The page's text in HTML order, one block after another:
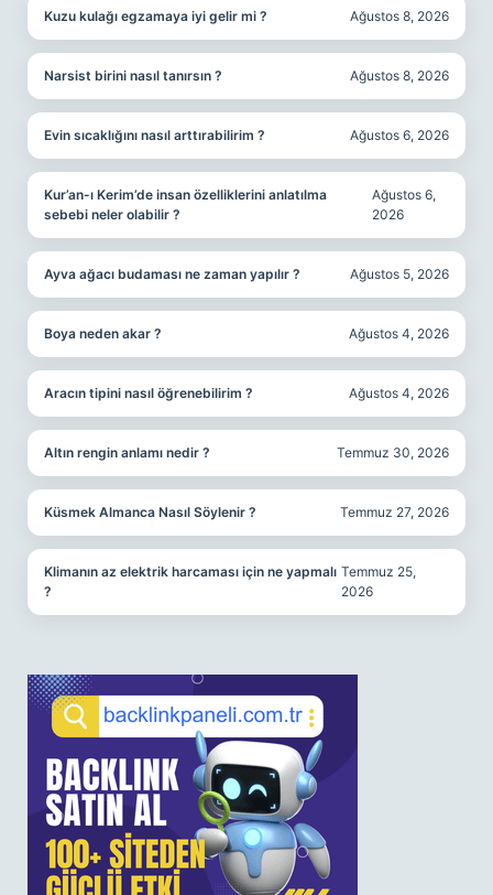
Kuzu kulağı egzamaya iyi gelir mi ? Ağustos 8, 2026
Narsist birini nasıl tanırsın ? Ağustos 8, 2026
Evin sıcaklığını nasıl arttırabilirim ? Ağustos 6, 2026
Kur’an-ı Kerim’de insan özelliklerini anlatılma
sebebi neler olabilir ?
Ağustos 6,
2026
Ayva ağacı budaması ne zaman yapılır ? Ağustos 5, 2026
Boya neden akar ? Ağustos 4, 2026
Aracın tipini nasıl öğrenebilirim ? Ağustos 4, 2026
Altın rengin anlamı nedir ? Temmuz 30, 2026
Küsmek Almanca Nasıl Söylenir ? Temmuz 27, 2026
Klimanın az elektrik harcaması için ne yapmalı
?
Temmuz 25,
2026